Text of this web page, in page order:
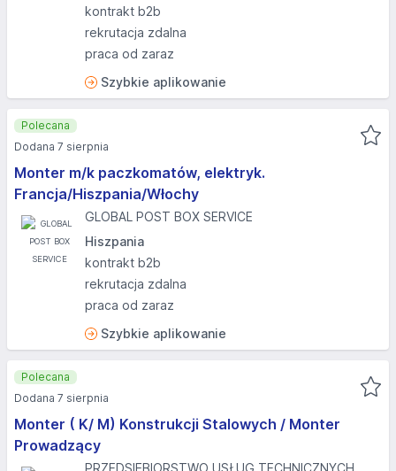
kontrakt b2b
rekrutacja zdalna
praca od zaraz
Szybkie aplikowanie
Monter m/k paczkomatów, elektryk.
Francja/Hiszpania/Włochy
GLOBAL POST BOX SERVICE
Hiszpania
kontrakt b2b
rekrutacja zdalna
praca od zaraz
Szybkie aplikowanie
Polecana
Dodana 7 sierpnia
Monter ( K/ M) Konstrukcji Stalowych / Monter
Prowadzący
PRZEDSIĘBIORSTWO USŁUG TECHNICZNYCH
Polecana
Dodana 7 sierpnia